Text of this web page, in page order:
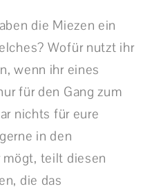
die Miezen ein
Wofür nutzt ihr
wenn ihr eines
für den Gang zum
nichts für eure
in den
mögt, teilt diesen
die das